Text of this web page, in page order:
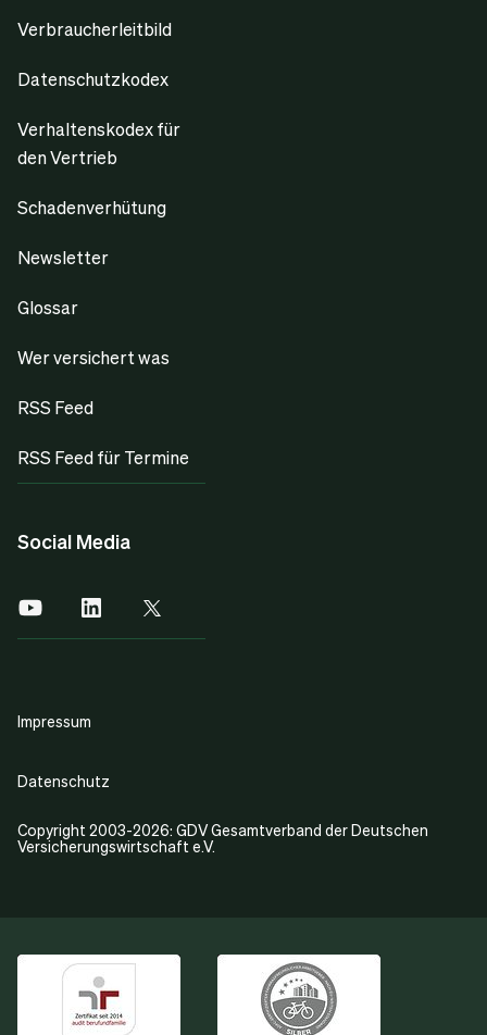
Verbraucherleitbild
Datenschutzkodex
Verhaltenskodex für
den Vertrieb
Schadenverhütung
Newsletter
Glossar
Wer versichert was
RSS Feed
RSS Feed für Termine
Social Media
Copyright 2003-2026: GDV Gesamtverband der Deutschen
Versicherungswirtschaft e.V.
Impressum
Datenschutz